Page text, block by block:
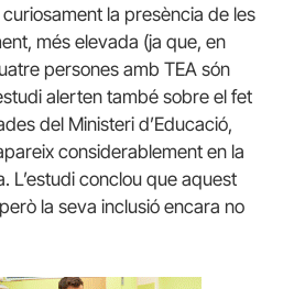
la presència de les
més elevada (ja que, en
persones amb TEA són
alerten també sobre el fet
del Ministeri d’Educació,
considerablement en la
L’estudi conclou que aquest
la seva inclusió encara no